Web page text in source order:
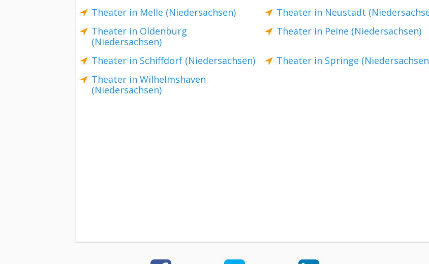
Theater in Melle (Niedersachsen)
Theater in Neustadt
Theater in Oldenburg
(Niedersachsen)
Theater in Peine (Niedersachsen)
Theater in Schiffdorf (Niedersachsen)
Theater in Springe
Theater in Wilhelmshaven
(Niedersachsen)